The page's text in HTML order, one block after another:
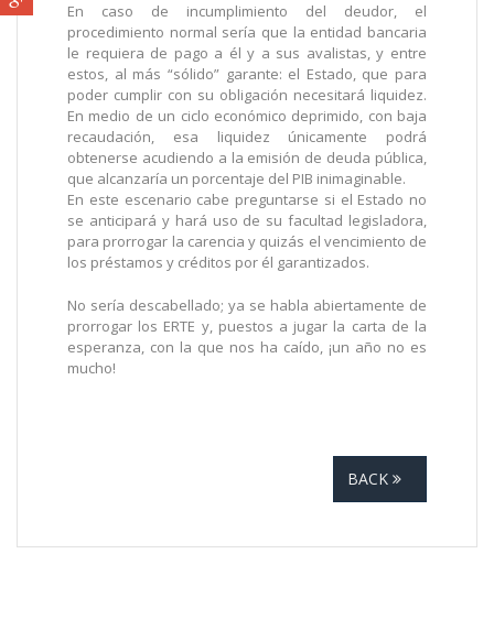
En caso de incumplimiento del deudor, el
procedimiento normal sería que la entidad bancaria
le requiera de pago a él y a sus avalistas, y entre
estos, al más “sólido” garante: el Estado, que para
poder cumplir con su obligación necesitará liquidez.
En medio de un ciclo económico deprimido, con baja
recaudación, esa liquidez únicamente podrá
obtenerse acudiendo a la emisión de deuda pública,
que alcanzaría un porcentaje del PIB inimaginable.
En este escenario cabe preguntarse si el Estado no
se anticipará y hará uso de su facultad legisladora,
para prorrogar la carencia y quizás el vencimiento de
los préstamos y créditos por él garantizados.
No sería descabellado; ya se habla abiertamente de
prorrogar los ERTE y, puestos a jugar la carta de la
esperanza, con la que nos ha caído, ¡un año no es
mucho!
BACK